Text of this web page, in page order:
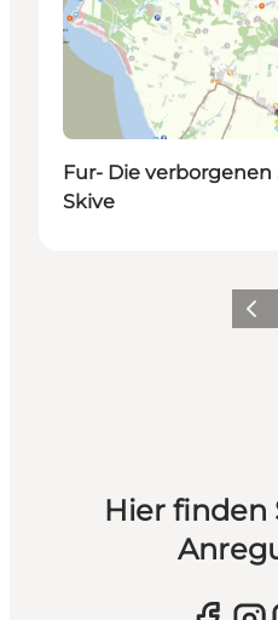
Fur- Die verborgenen
Skive
Hier finden